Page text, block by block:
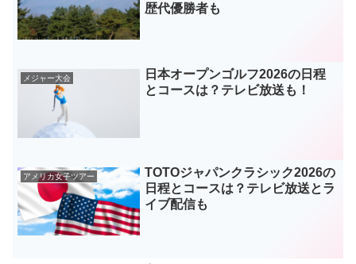
歴代優勝者も
メジャー大会
日本オープンゴルフ2026の日程
とコースは？テレビ放送も！
アメリカ女子ツアー
TOTOジャパンクラシック2026の
日程とコースは？テレビ放送とラ
イブ配信も